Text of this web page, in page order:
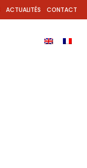
ACTUALITÉS CONTACT